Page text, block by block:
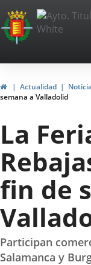
Saltar al contenido
Portal
Web
del
de
InicioActualidad
semana a Valladolid
La
fin de
Participan
Salamanca y